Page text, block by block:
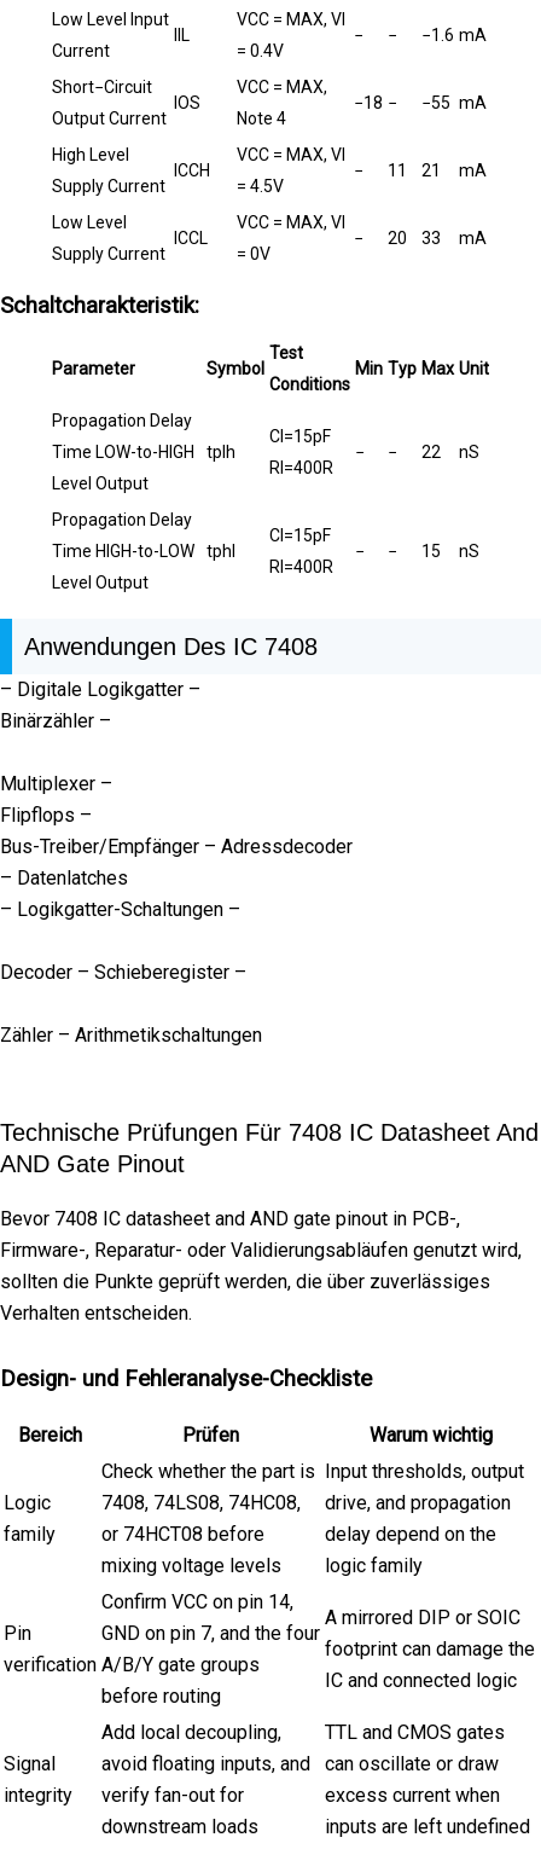
Low Level Input
Current
IIL
VCC = MAX, VI
= 0.4V
− − −1.6 mA
Short−Circuit
Output Current
IOS
VCC = MAX,
Note 4
−18 − −55 mA
High Level
Supply Current
ICCH
VCC = MAX, VI
= 4.5V
− 11 21 mA
Low Level
Supply Current
ICCL
VCC = MAX, VI
= 0V
− 20 33 mA
Schaltcharakteristik:
Parameter Symbol
Test
Conditions
Min Typ Max Unit
Propagation Delay
Time LOW-to-HIGH
Level Output
tplh
Cl=15pF
Rl=400R
− − 22 nS
Propagation Delay
Time HIGH-to-LOW
Level Output
tphl
Cl=15pF
Rl=400R
− − 15 nS
Anwendungen Des IC 7408
– Digitale Logikgatter –
Binärzähler –
Multiplexer –
Flipflops –
Bus-Treiber/Empfänger – Adressdecoder
– Datenlatches
– Logikgatter-Schaltungen –
Decoder – Schieberegister –
Zähler – Arithmetikschaltungen
Technische Prüfungen Für 7408 IC Datasheet And
AND Gate Pinout
Bevor 7408 IC datasheet and AND gate pinout in PCB-,
Firmware-, Reparatur- oder Validierungsabläufen genutzt wird,
sollten die Punkte geprüft werden, die über zuverlässiges
Verhalten entscheiden.
Design- und Fehleranalyse-Checkliste
Bereich Prüfen Warum wichtig
Logic
family
Check whether the part is
7408, 74LS08, 74HC08,
or 74HCT08 before
mixing voltage levels
Input thresholds, output
drive, and propagation
delay depend on the
logic family
Pin
verification
Confirm VCC on pin 14,
GND on pin 7, and the four
A/B/Y gate groups
before routing
A mirrored DIP or SOIC
footprint can damage the
IC and connected logic
Signal
integrity
Add local decoupling,
avoid floating inputs, and
verify fan-out for
downstream loads
TTL and CMOS gates
can oscillate or draw
excess current when
inputs are left undefined